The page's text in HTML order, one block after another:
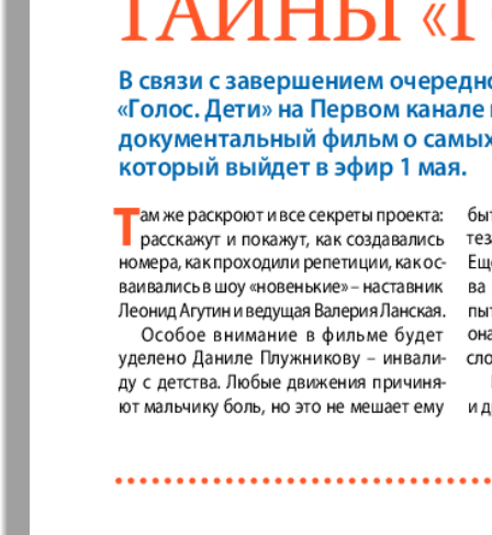
30
3
7
13
19
25
МК-Германия
планета мнений
МК-
Новые Земляки nord.Aktuell
Panorama-mir Партнер
Русский вояж
Архив необновляющихся на сайте изданий